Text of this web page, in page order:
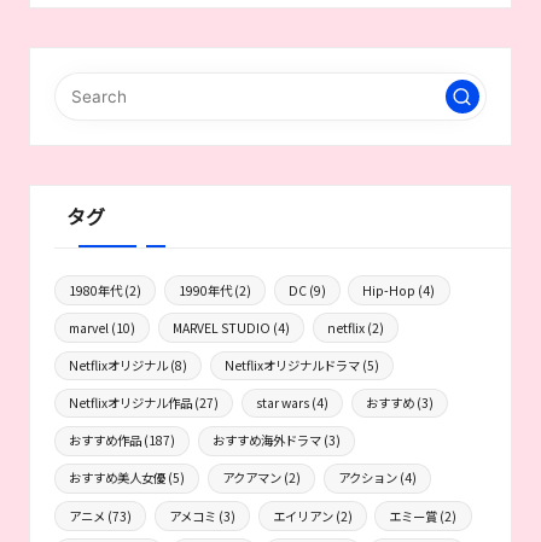
タグ
1980年代(2) 1990年代(2) DC(9) Hip-Hop (4)
marvel (10) MARVEL STUDIO (4) netflix(2)
Netflixオリジナル(8) Netflixオリジナルドラマ(5)
Netflixオリジナル作品 (27) star wars(4) おすすめ(3)
おすすめ作品 (187) おすすめ海外ドラマ(3)
おすすめ美人女優 (5) アクアマン(2) アクション(4)
アニメ (73) アメコミ (3) エイリアン(2) エミー賞 (2)